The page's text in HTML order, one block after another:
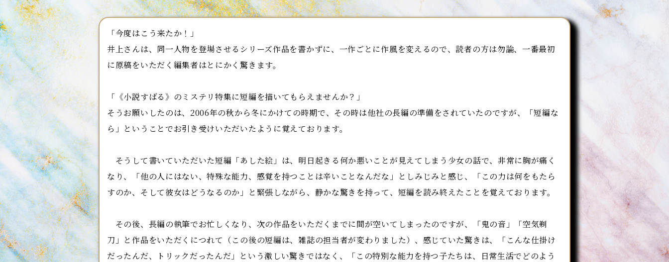
「今度はこう来たか！」
井上さんは、同一人物を登場させるシリーズ作品を書かずに、一作ごとに作風を変えるので、読者の方は勿論、一番最初
に原稿をいただく編集者はとにかく驚きます。
「《小説すばる》のミステリ特集に短編を描いてもらえませんか？」
そうお願いしたのは、2006年の秋から冬にかけての時期で、その時は他社の長編の準備をされていたのですが、「短編な
ら」ということでお引き受けいただいたように覚えております。
そうして書いていただいた短編「あした絵」は、明日起きる何か悪いことが見えてしまう少女の話で、非常に胸が痛く
なり、「他の人にはない、特殊な能力、感覚を持つことは辛いことなんだな」としみじみと感じ、「この力は何をもたら
すのか、そして彼女はどうなるのか」と緊張しながら、静かな驚きを持って、短編を読み終えたことを覚えております。
その後、長編の執筆でお忙しくなり、次の作品をいただくまでに間が空いてしまったのですが、「鬼の音」「空気剃
刀」と作品をいただくにつれて（この後の短編は、雑誌の担当者が変わりました）、感じていた驚きは、「こんな仕掛け
だったんだ、トリックだったんだ」という激しい驚きではなく、「この特別な能力を持つ子たちは、日常生活でどのよう